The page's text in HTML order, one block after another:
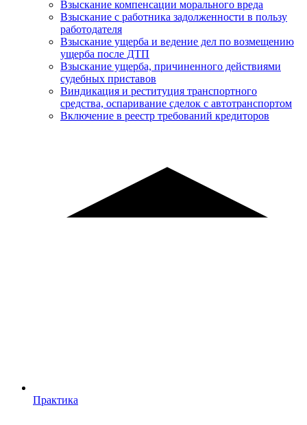
Взыскание компенсации морального вреда
Взыскание с работника задолженности в пользу
работодателя
Взыскание ущерба и ведение дел по возмещению
ущерба после ДТП
Взыскание ущерба, причиненного действиями
судебных приставов
Виндикация и реституция транспортного
средства, оспаривание сделок с автотранспортом
Включение в реестр требований кредиторов
Практика
Практика